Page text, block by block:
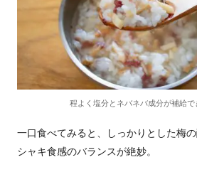
程よく塩分とネバネバ成分が補給で
一口食べてみると、しっかりとした梅
シャキ食感のバランスが絶妙。